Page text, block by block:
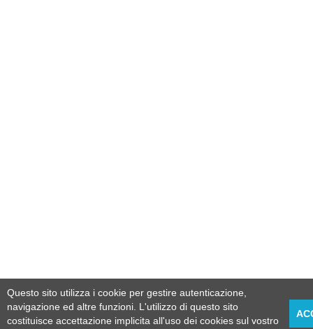
Questo sito utilizza i cookie per gestire autenticazione,
navigazione ed altre funzioni. L'utilizzo di questo sito
costituisce accettazione implicita all'uso dei cookies sul vostro